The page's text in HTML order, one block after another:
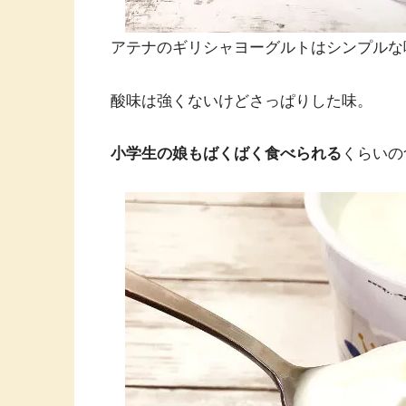
アテナのギリシャヨーグルトはシンプル
酸味は強くないけどさっぱりした味。
小学生の娘もばくばく食べられる くらい